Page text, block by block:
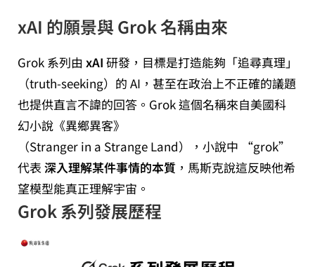
xAI 的願景與 Grok 名稱由來
Grok 系列由 xAI 研發，目標是打造能夠「追尋真理」
（truth‑seeking）的 AI，甚至在政治上不正確的議題
也提供直言不諱的回答。Grok 這個名稱來自美國科
幻小說《異鄉異客》
（Stranger in a Strange Land），小說中 “grok”
代表 深入理解某件事情的本質 ，馬斯克說這反映他希
望模型能真正理解宇宙。
Grok 系列發展歷程